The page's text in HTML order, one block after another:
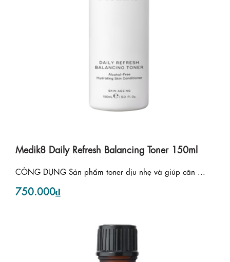
Medik8 Daily Refresh Balancing Toner 150ml
CÔNG DỤNG Sản phẩm toner dịu nhẹ và giúp cân ...
750.000₫